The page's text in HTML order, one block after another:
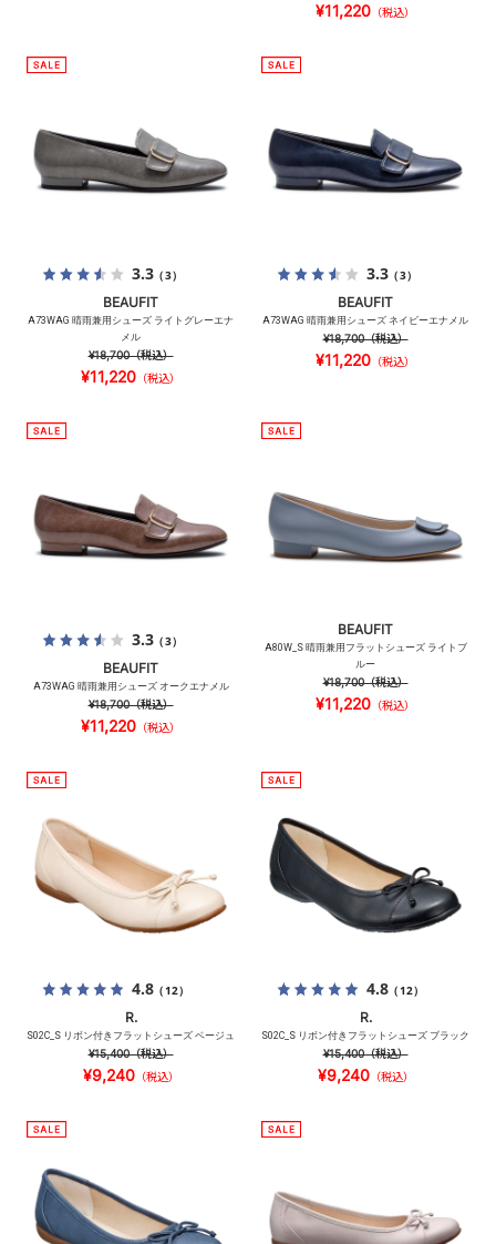
¥11,220 （税込）
3.3（3）
BEAUFIT
A73WAG 晴雨兼用シューズ ライトグレーエナ
メル
¥18,700（税込）
¥11,220 （税込）
3.3（3）
BEAUFIT
A73WAG 晴雨兼用シューズ ネイビーエナメル
¥18,700（税込）
¥11,220 （税込）
3.3（3）
BEAUFIT
A73WAG 晴雨兼用シューズ オークエナメル
¥18,700（税込）
¥11,220 （税込）
BEAUFIT
A80W_S 晴雨兼用フラットシューズ ライトブ
ルー
¥18,700（税込）
¥11,220 （税込）
4.8（12）
R.
S02C_S リボン付きフラットシューズ ベージュ
¥15,400（税込）
¥9,240（税込）
4.8（12）
R.
S02C_S リボン付きフラットシューズ ブラック
¥15,400（税込）
¥9,240（税込）